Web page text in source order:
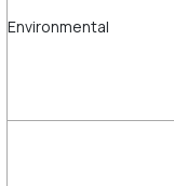
Environmental